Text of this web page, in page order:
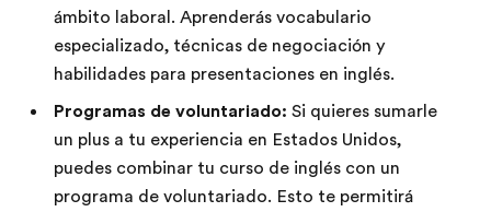
ámbito laboral. Aprenderás vocabulario
especializado, técnicas de negociación y
habilidades para presentaciones en inglés.
Programas de voluntariado: Si quieres sumarle
un plus a tu experiencia en Estados Unidos,
puedes combinar tu curso de inglés con un
programa de voluntariado. Esto te permitirá